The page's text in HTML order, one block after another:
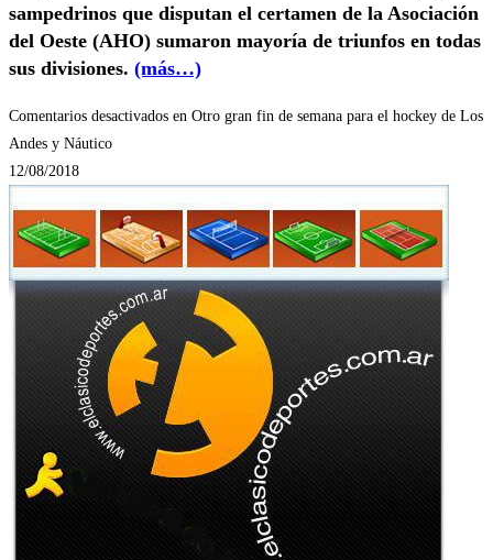
sampedrinos que disputan el certamen de la Asociación
del Oeste (AHO) sumaron mayoría de triunfos en todas
sus divisiones. (más…)
Comentarios desactivados en Otro gran fin de semana para el hockey de Los
Andes y Náutico
12/08/2018